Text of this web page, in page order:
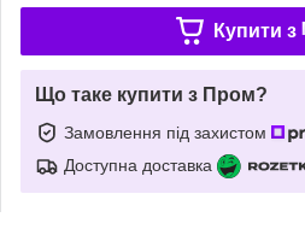
Купити з
Що таке купити з Пром?
Замовлення під захистом
Доступна доставка